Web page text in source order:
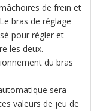
de frein et
bras de réglage
pour régler et
les deux.
du bras
sera
valeurs de jeu de